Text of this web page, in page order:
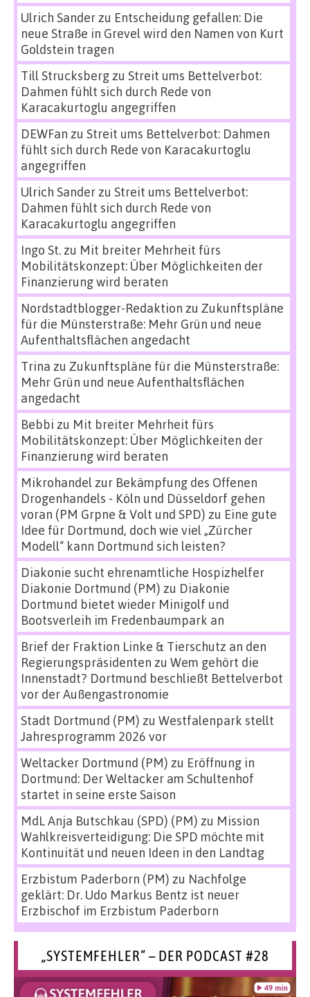
Ulrich Sanderzu Entscheidung gefallen: Die
neue Straße in Grevel wird den Namen von Kurt
Goldstein tragen
Till Strucksbergzu Streit ums Bettelverbot:
Dahmen fühlt sich durch Rede von
Karacakurtoglu angegriffen
DEWFan zu Streit ums Bettelverbot: Dahmen
fühlt sich durch Rede von Karacakurtoglu
angegriffen
Ulrich Sanderzu Streit ums Bettelverbot:
Dahmen fühlt sich durch Rede von
Karacakurtoglu angegriffen
Ingo St.zu Mit breiter Mehrheit fürs
Mobilitätskonzept: Über Möglichkeiten der
Finanzierung wird beraten
Nordstadtblogger-Redaktion zu Zukunftspläne
für die Münsterstraße: Mehr Grün und neue
Aufenthaltsflächen angedacht
Trina zu Zukunftspläne für die Münsterstraße:
Mehr Grün und neue Aufenthaltsflächen
angedacht
Bebbi zu Mit breiter Mehrheit fürs
Mobilitätskonzept: Über Möglichkeiten der
Finanzierung wird beraten
Mikrohandel zur Bekämpfung des Offenen
Drogenhandels - Köln und Düsseldorf gehen
voran (PM Grpne & Volt und SPD) zu Eine gute
Idee für Dortmund, doch wie viel „Zürcher
Modell“ kann Dortmund sich leisten?
Diakonie sucht ehrenamtliche Hospizhelfer
Diakonie Dortmund (PM) zu Diakonie
Dortmund bietet wieder Minigolf und
Bootsverleih im Fredenbaumpark an
Brief der Fraktion Linke & Tierschutz an den
Regierungspräsidenten zu Wem gehört die
Innenstadt? Dortmund beschließt Bettelverbot
vor der Außengastronomie
Stadt Dortmund (PM) zu Westfalenpark stellt
Jahresprogramm 2026 vor
Weltacker Dortmund (PM) zu Eröffnung in
Dortmund: Der Weltacker am Schultenhof
startet in seine erste Saison
MdL Anja Butschkau (SPD) (PM) zu Mission
Wahlkreisverteidigung: Die SPD möchte mit
Kontinuität und neuen Ideen in den Landtag
Erzbistum Paderborn (PM) zu Nachfolge
geklärt: Dr. Udo Markus Bentz ist neuer
Erzbischof im Erzbistum Paderborn
„SYSTEMFEHLER“ – DER PODCAST #28